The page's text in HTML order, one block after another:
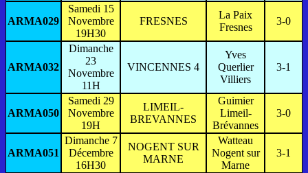
ARMA029
Samedi 15
Novembre
19H30
FRESNES
La Paix
Fresnes
3-0
ARMA032
Dimanche
23
Novembre
11H
VINCENNES 4
Yves
Querlier
Villiers
3-1
ARMA050
Samedi 29
Novembre
19H
LIMEIL-
BREVANNES
Guimier
Limeil-
Brévannes
3-0
ARMA051
Dimanche 7
Décembre
16H30
NOGENT SUR
MARNE
Watteau
Nogent sur
Marne
3-1